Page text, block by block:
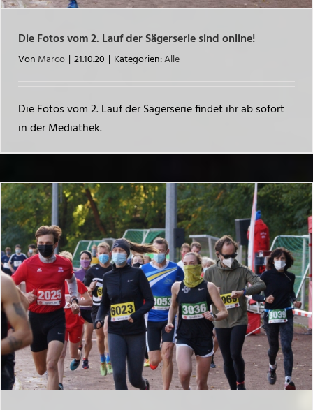
Die Fotos vom 2. Lauf der Sägerserie sind online!
Von Marco | 21.10.20 | Kategorien:Alle
Die Fotos vom 2. Lauf der Sägerserie findet ihr ab sofort
in der Mediathek.